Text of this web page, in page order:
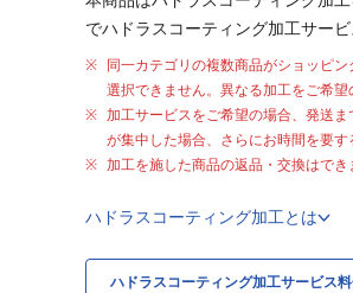
でハドラスコーティング加工サービ
同一カテゴリの複数商品がショッピ
選択できません。異なる加工をご希望
加工サービスをご希望の場合、発送ま
が集中した場合、さらにお時間を要す
加工を施した商品の返品・交換はでき
ハドラスコーティング加工とは
ハドラスコーティング加工サービス